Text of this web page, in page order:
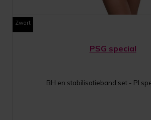
Zwart
PSG special
BH en stabilisatieband set - PI